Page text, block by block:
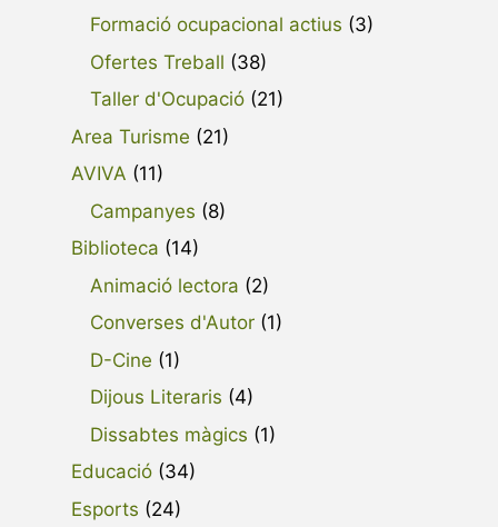
Formació ocupacional actius (3)
Ofertes Treball (38)
Taller d'Ocupació (21)
Area Turisme (21)
AVIVA (11)
Campanyes (8)
Biblioteca (14)
Animació lectora (2)
Converses d'Autor (1)
D-Cine (1)
Dijous Literaris (4)
Dissabtes màgics (1)
Educació (34)
Esports (24)